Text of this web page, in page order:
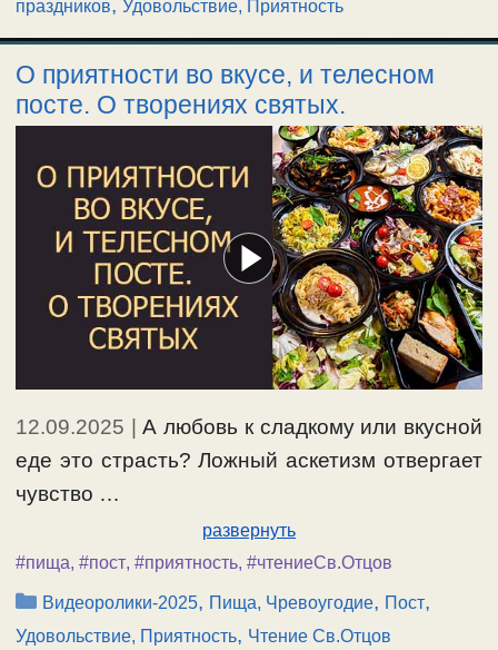
праздников, Удовольствие, Приятность
О приятности во вкусе, и телесном
посте. О творениях святых.
12.09.2025 |А любовь к сладкому или вкусной
еде это страсть? Ложный аскетизм отвергает
чувство …
развернуть
#пища, #пост, #приятность, #чтениеСв.Отцов
Рубрики
Видеоролики-2025, Пища, Чревоугодие, Пост,
Удовольствие, Приятность, Чтение Св.Отцов